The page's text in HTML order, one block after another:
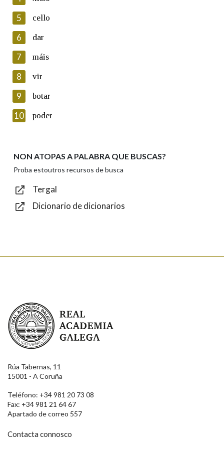
Lin e acepto as condicións da política de
Introduce o código que aparece na imaxe:
Texto de verificación
Enviar
5 cello
6 dar
7 máis
8 vir
9 botar
10 poder
NON ATOPAS A PALABRA QUE BUSCAS?
Proba estoutros recursos de busca
Tergal
Dicionario de dicionarios
Real Academia Galega
Rúa Tabernas, 11
15001 - A Coruña
Teléfono: +34 981 20 73 08
Fax: +34 981 21 64 67
Apartado de correo 557
Contacta connosco